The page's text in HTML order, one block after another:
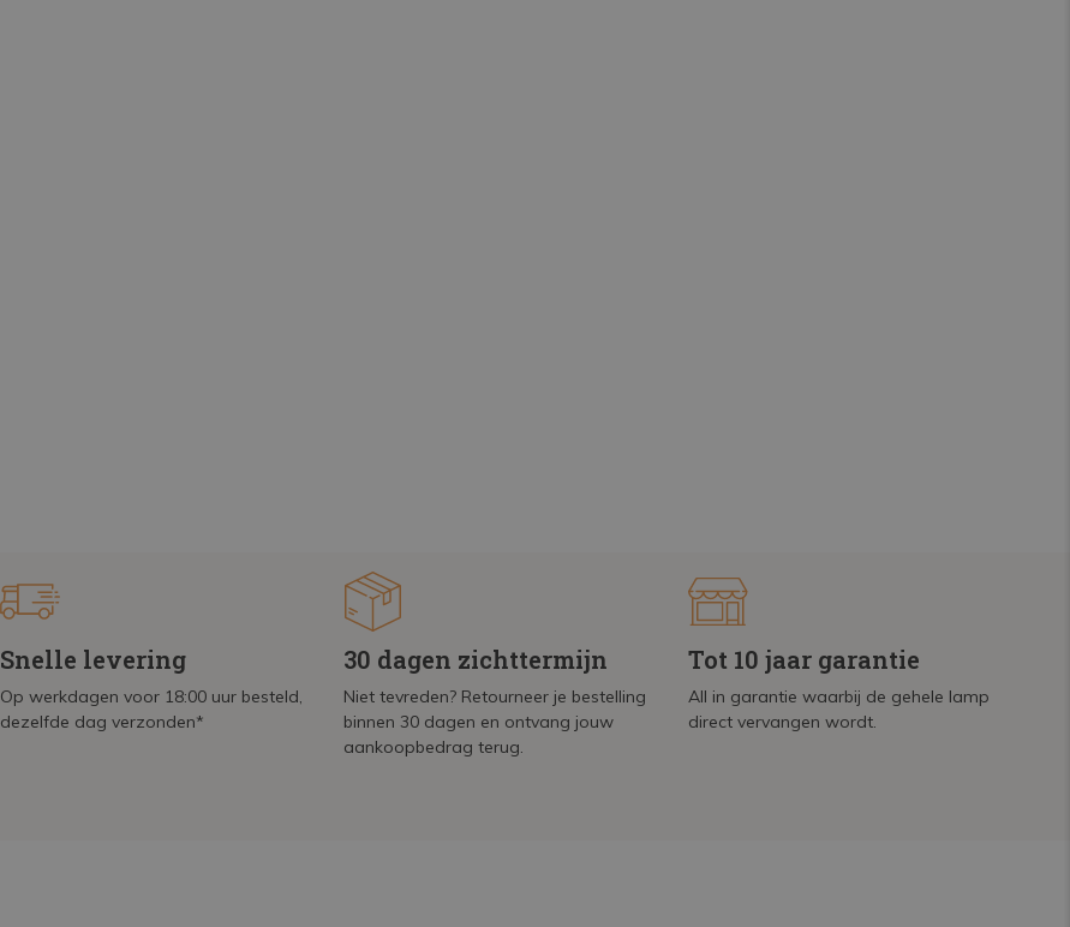
Snelle levering
Op werkdagen voor 18:00 uur besteld,
dezelfde dag verzonden*
30 dagen zichttermijn
Niet tevreden? Retourneer je bestelling
binnen 30 dagen en ontvang jouw
aankoopbedrag terug.
Tot 10 jaar garantie
All in garantie waarbij de gehele lamp
direct vervangen wordt.